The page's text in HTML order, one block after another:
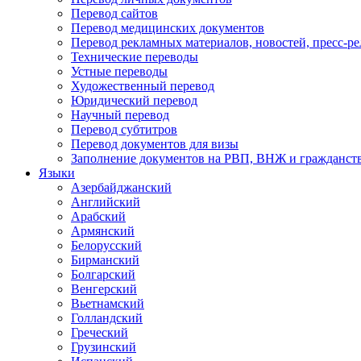
Перевод сайтов
Перевод медицинских документов
Перевод рекламных материалов, новостей, пресс-
Технические переводы
Устные переводы
Художественный перевод
Юридический перевод
Научный перевод
Перевод субтитров
Перевод документов для визы
Заполнение документов на РВП, ВНЖ и
Языки
Азербайджанский
Английский
Арабский
Армянский
Белорусский
Бирманский
Болгарский
Венгерский
Вьетнамский
Голландский
Греческий
Грузинский